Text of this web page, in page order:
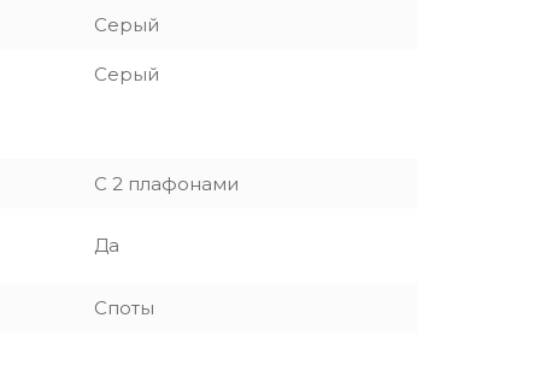
Серый
Серый
С 2 плафонами
Да
Споты